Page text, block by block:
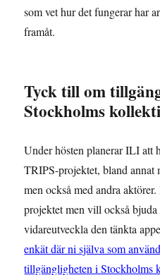
som vet hur det fungerar har
framåt.
Tyck till om
Stockholms
Under hösten planerar ILI att
TRIPS-projektet, bland annat
men också med andra
projektet men vill också
vidareutveckla den tänkta
enkät där ni själva som
tillgängligheten i Stockholms